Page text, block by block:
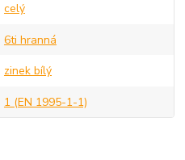
celý
6ti hranná
zinek bílý
1 (EN 1995-1-1)